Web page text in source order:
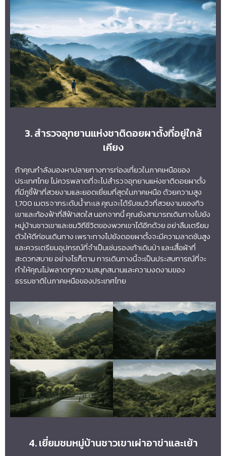
3. สำรวจอุทยานแห่งชาติดอยผาตั้งที่อยู่ใกล้
เคียง
ถ้าคุณกำลังมองหาปลายทางการท่องเที่ยวในภาคเหนือของ
ประเทศไทย ไม่ควรพลาดที่จะไปสำรวจอุทยานแห่งชาติดอยผาตั้ง
ที่มีภูชี้ฟ้าที่สวยงามและยอดเยี่ยมที่สุดในภาคเหนือ ด้วยความสูง
1,700 เมตรจากระดับน้ำทะเล คุณจะได้รับชมวิวที่สวยงามของทิว
เขาและท้องฟ้าที่สีฟ้าสดใส นอกจากนี้ คุณยังสามารถเดินทางไปยัง
หมู่บ้านชาวเขาและชมวิถีชีวิตของพวกเขาได้อีกด้วย อย่าลืมเตรียม
ตัวให้ดีก่อนเดินทาง เพราะทางไปยังดอยผาตั้งจะมีความลาดชันสูง
และควรเตรียมอุปกรณ์ที่จำเป็นเช่นรองเท้าเดินป่า และเสื้อผ้าที่
สะดวกสบาย อย่างไรก็ตาม การเดินทางนี้จะเป็นประสบการณ์ที่จะ
ทำให้คุณไม่พลาดทุกความสนุกสนานและความงดงามของ
ธรรมชาติในภาคเหนือของประเทศไทย
4. เยี่ยมชมหมู่บ้านชาวเขาเผ่าอาข่าและเย้า